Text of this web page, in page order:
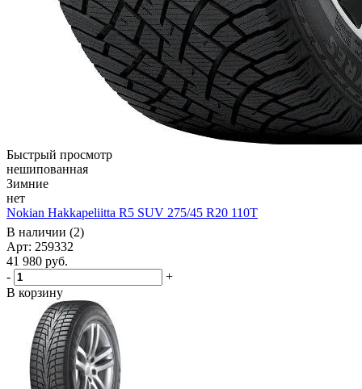
Быстрый просмотр
нешипованная
Зимние
нет
Nokian Hakkapeliitta R5 SUV 275/45 R20 110T
В наличии (2)
Арт: 259332
41 980 руб.
-
+
В корзину